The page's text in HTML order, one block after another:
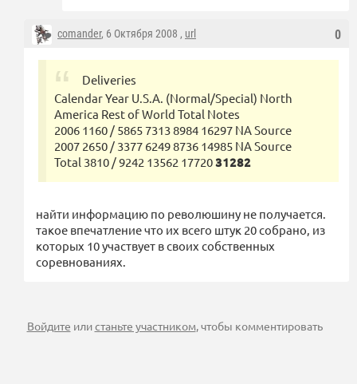
0
comander, 6 Октября 2008 , url
Deliveries
Calendar Year U.S.A. (Normal/Special) North
America Rest of World Total Notes
2006 1160 / 5865 7313 8984 16297 NA Source
2007 2650 / 3377 6249 8736 14985 NA Source
Total 3810 / 9242 13562 1772031282
найти информацию по революшину не получается.
такое впечатление что их всего штук 20 собрано, из
которых 10 участвует в своих собственных
соревнованиях.
Войдите илистаньте участником, чтобы комментировать